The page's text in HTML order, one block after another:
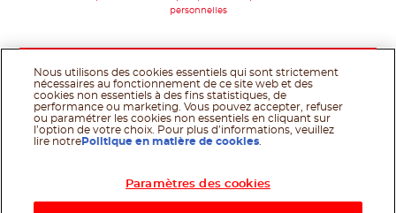
personnelles
Nous utilisons des cookies essentiels qui sont strictement
nécessaires au fonctionnement de ce site web et des
cookies non essentiels à des fins statistiques, de
performance ou marketing. Vous pouvez accepter, refuser
ou paramétrer les cookies non essentiels en cliquant sur
l’option de votre choix. Pour plus d’informations, veuillez
lire notre Politique en matière de cookies
Paramètres des cookies